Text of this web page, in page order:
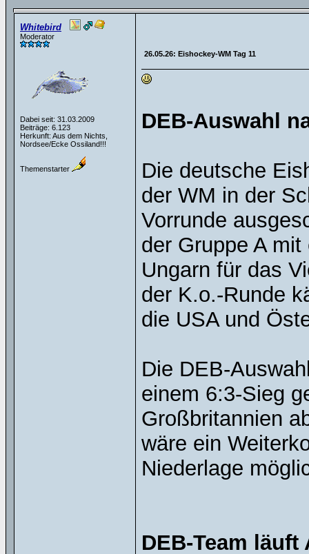
Whitebird
Moderator
Dabei seit: 31.03.2009
Beiträge: 6.123
Herkunft: Aus dem Nichts,
Nordsee/Ecke Ossiland!!!
Themenstarter
26.05.26: Eishockey-WM Tag 11
DEB-Auswahl
Die deutsche
der WM in der
Vorrunde
der Gruppe A
Ungarn für das
der K.o.-Runde
die USA und
Die DEB-
einem 6:3-Sieg
Großbritannien
wäre ein
Niederlage
DEB-Team